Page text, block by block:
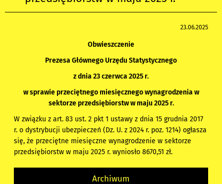
23.06.2025
Obwieszczenie
Prezesa Głównego Urzędu Statystycznego
z dnia 23 czerwca 2025 r.
w sprawie przeciętnego miesięcznego wynagrodzenia w
sektorze przedsiębiorstw w maju 2025 r.
W związku z art. 83 ust. 2 pkt 1 ustawy z dnia 15 grudnia 2017
r. o dystrybucji ubezpieczeń (Dz. U. z 2024 r. poz. 1214) ogłasza
się, że przeciętne miesięczne wynagrodzenie w sektorze
przedsiębiorstw w maju 2025 r. wyniosło 8670,51 zł.
Archiwum